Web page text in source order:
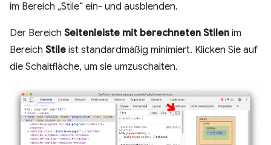
im Bereich „Stile“ ein- und ausblenden.
Der Bereich Seitenleiste mit berechneten Stilen im
Bereich Stile ist standardmäßig minimiert. Klicken Sie auf
die Schaltfläche, um sie umzuschalten.